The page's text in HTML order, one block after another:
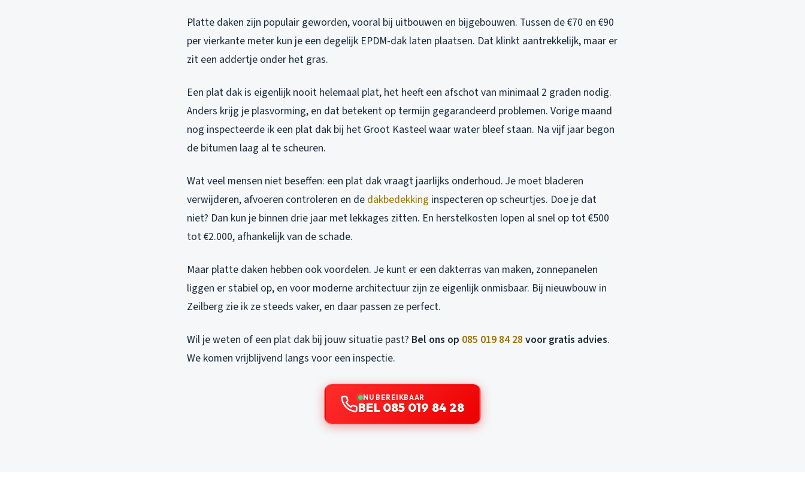
Platte daken zijn populair geworden, vooral bij uitbouwen en bijgebouwen. Tussen de €70 en €90
per vierkante meter kun je een degelijk EPDM-dak laten plaatsen. Dat klinkt aantrekkelijk, maar er
zit een addertje onder het gras.
Een plat dak is eigenlijk nooit helemaal plat, het heeft een afschot van minimaal 2 graden nodig.
Anders krijg je plasvorming, en dat betekent op termijn gegarandeerd problemen. Vorige maand
nog inspecteerde ik een plat dak bij het Groot Kasteel waar water bleef staan. Na vijf jaar begon
de bitumen laag al te scheuren.
Wat veel mensen niet beseffen: een plat dak vraagt jaarlijks onderhoud. Je moet bladeren
verwijderen, afvoeren controleren en de dakbedekking inspecteren op scheurtjes. Doe je dat
niet? Dan kun je binnen drie jaar met lekkages zitten. En herstelkosten lopen al snel op tot €500
tot €2.000, afhankelijk van de schade.
Maar platte daken hebben ook voordelen. Je kunt er een dakterras van maken, zonnepanelen
liggen er stabiel op, en voor moderne architectuur zijn ze eigenlijk onmisbaar. Bij nieuwbouw in
Zeilberg zie ik ze steeds vaker, en daar passen ze perfect.
Wil je weten of een plat dak bij jouw situatie past? Bel ons op 085 019 84 28 voor gratis advies.
We komen vrijblijvend langs voor een inspectie.
NU BEREIKBAAR
BEL 085 019 84 28